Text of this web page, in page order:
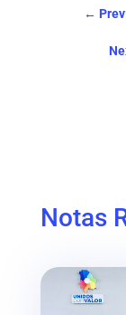
←
Notas